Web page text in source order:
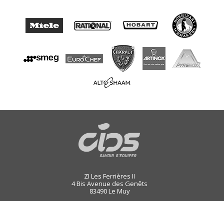
ZI Les Ferrières II
4 Bis Avenue des Genêts
83490Le Muy